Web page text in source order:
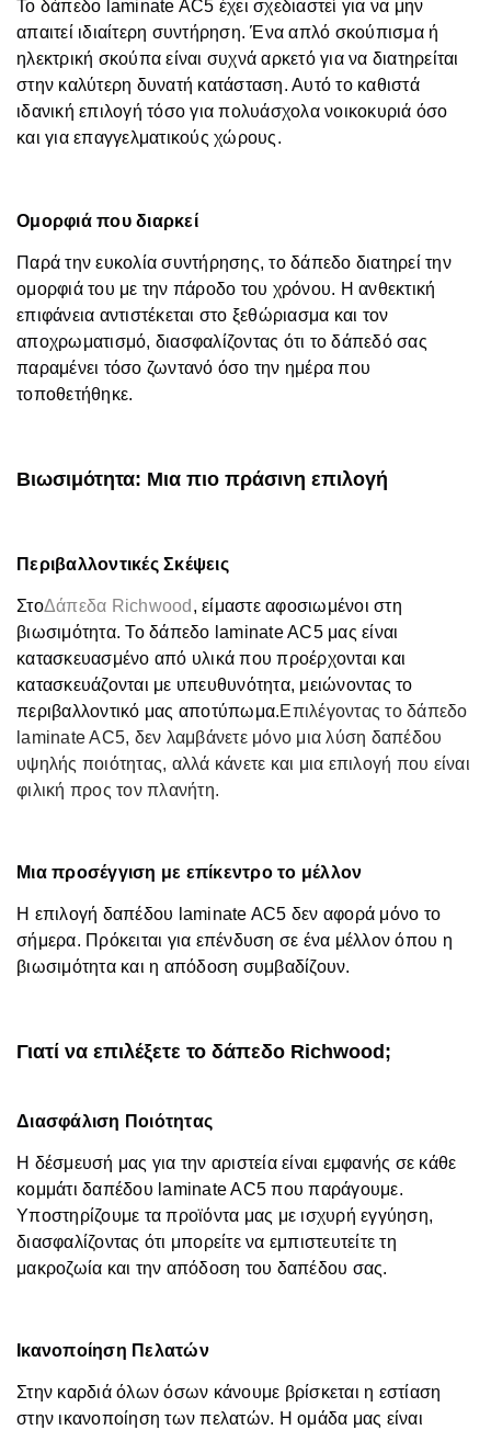
Το δάπεδο laminate AC5 έχει σχεδιαστεί για να μην
απαιτεί ιδιαίτερη συντήρηση. Ένα απλό σκούπισμα ή
ηλεκτρική σκούπα είναι συχνά αρκετό για να διατηρείται
στην καλύτερη δυνατή κατάσταση. Αυτό το καθιστά
ιδανική επιλογή τόσο για πολυάσχολα νοικοκυριά όσο
και για επαγγελματικούς χώρους.
Ομορφιά που διαρκεί
Παρά την ευκολία συντήρησης, το δάπεδο διατηρεί την
ομορφιά του με την πάροδο του χρόνου. Η ανθεκτική
επιφάνεια αντιστέκεται στο ξεθώριασμα και τον
αποχρωματισμό, διασφαλίζοντας ότι το δάπεδό σας
παραμένει τόσο ζωντανό όσο την ημέρα που
τοποθετήθηκε.
Βιωσιμότητα: Μια πιο πράσινη επιλογή
Περιβαλλοντικές Σκέψεις
ΣτοΔάπεδα Richwood , είμαστε αφοσιωμένοι στη
βιωσιμότητα. Το δάπεδο laminate AC5 μας είναι
κατασκευασμένο από υλικά που προέρχονται και
κατασκευάζονται με υπευθυνότητα, μειώνοντας το
περιβαλλοντικό μας αποτύπωμα.Επιλέγοντας το δάπεδο
laminate AC5, δεν λαμβάνετε μόνο μια λύση δαπέδου
υψηλής ποιότητας, αλλά κάνετε και μια επιλογή που είναι
φιλική προς τον πλανήτη.
Μια προσέγγιση με επίκεντρο το μέλλον
Η επιλογή δαπέδου laminate AC5 δεν αφορά μόνο το
σήμερα. Πρόκειται για επένδυση σε ένα μέλλον όπου η
βιωσιμότητα και η απόδοση συμβαδίζουν.
Γιατί να επιλέξετε το δάπεδο Richwood;
Διασφάλιση Ποιότητας
Η δέσμευσή μας για την αριστεία είναι εμφανής σε κάθε
κομμάτι δαπέδου laminate AC5 που παράγουμε.
Υποστηρίζουμε τα προϊόντα μας με ισχυρή εγγύηση,
διασφαλίζοντας ότι μπορείτε να εμπιστευτείτε τη
μακροζωία και την απόδοση του δαπέδου σας.
Ικανοποίηση Πελατών
Στην καρδιά όλων όσων κάνουμε βρίσκεται η εστίαση
στην ικανοποίηση των πελατών. Η ομάδα μας είναι